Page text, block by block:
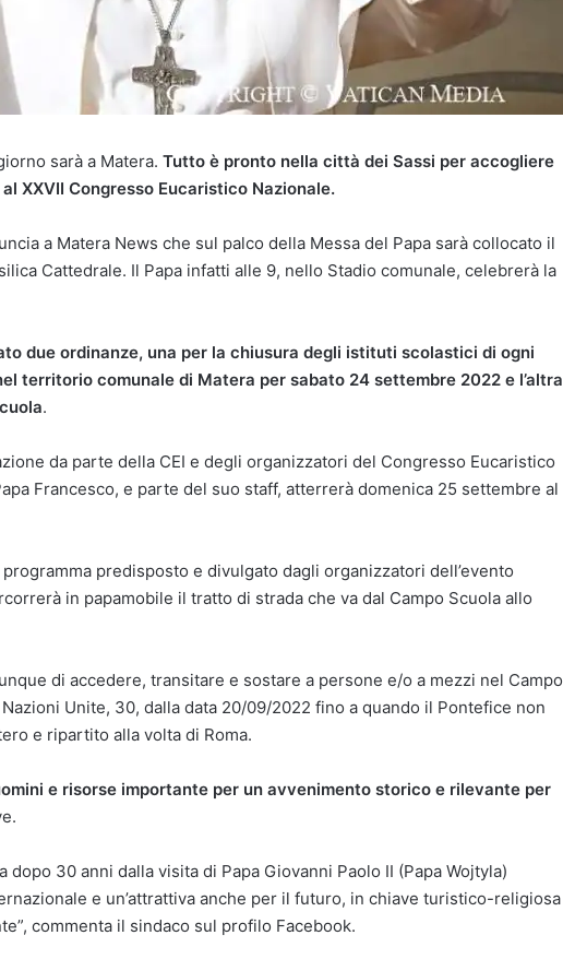
sarà a Matera. Tutto è pronto nella città dei Sassi per accogliere
XXVII Congresso Eucaristico Nazionale.
a Matera News che sul palco della Messa del Papa sarà collocato il
Cattedrale. Il Papa infatti alle 9, nello Stadio comunale, celebrerà la
due ordinanze, una per la chiusura degli istituti scolastici di ogni
territorio comunale di Matera per sabato 24 settembre 2022 e l’altra
.
da parte della CEI e degli organizzatori del Congresso Eucaristico
Francesco, e parte del suo staff, atterrerà domenica 25 settembre al
predisposto e divulgato dagli organizzatori dell’evento
in papamobile il tratto di strada che va dal Campo Scuola allo
di accedere, transitare e sostare a persone e/o a mezzi nel Campo
Unite, 30, dalla data 20/09/2022 fino a quando il Pontefice non
e ripartito alla volta di Roma.
e risorse importante per un avvenimento storico e rilevante per
dopo 30 anni dalla visita di Papa Giovanni Paolo II (Papa Wojtyla)
e un’attrattiva anche per il futuro, in chiave turistico-religiosa
commenta il sindaco sul profilo Facebook.